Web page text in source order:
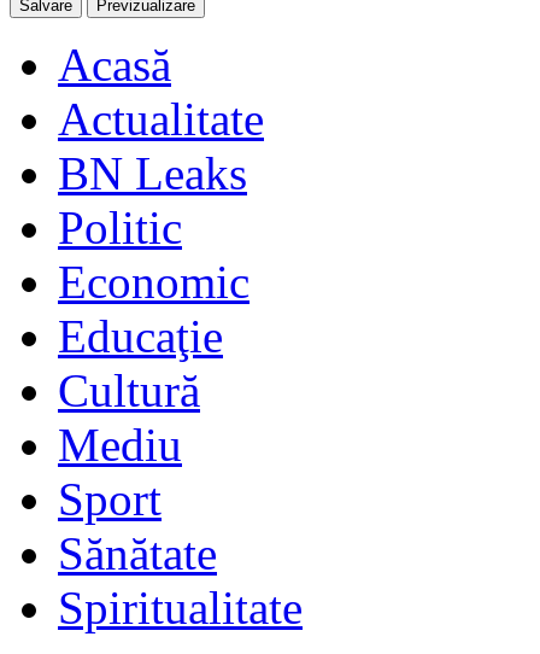
Acasă
Actualitate
BN Leaks
Politic
Economic
Educaţie
Cultură
Mediu
Sport
Sănătate
Spiritualitate